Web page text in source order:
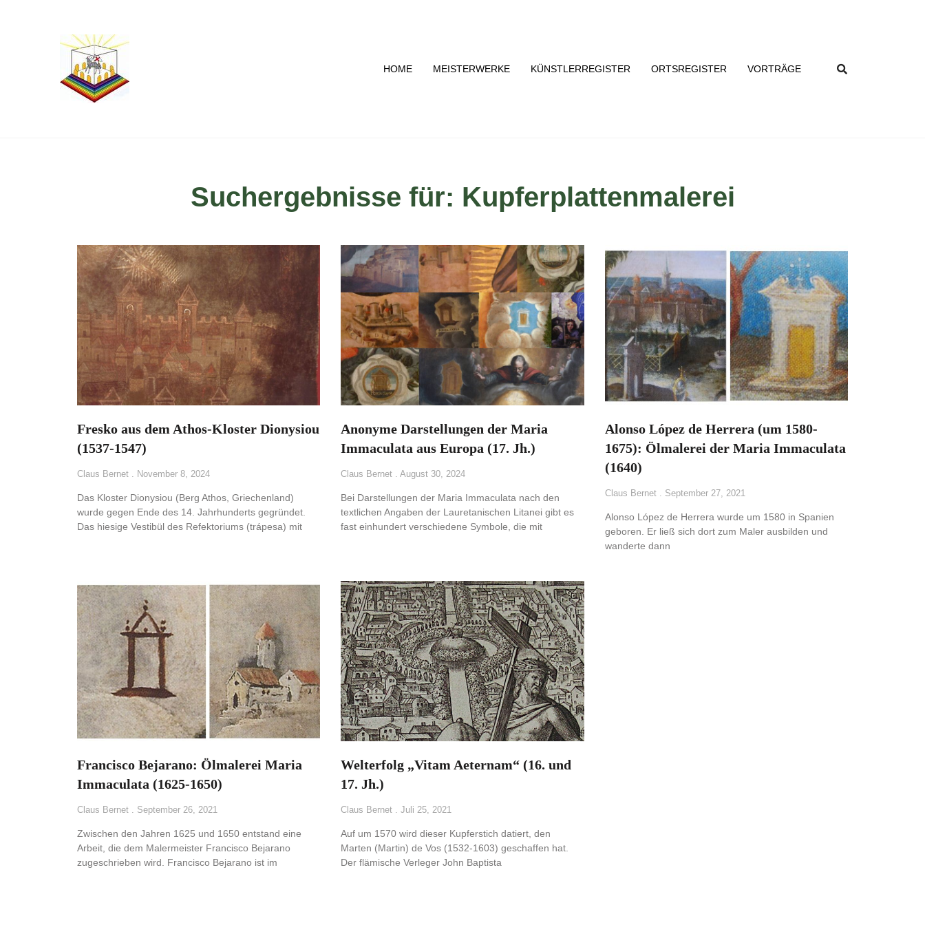
HOME MEISTERWERKE KÜNSTLERREGISTER ORTSREGISTER VORTRÄGE
Suchergebnisse für: Kupferplattenmalerei
Fresko aus dem Athos-Kloster Dionysiou
(1537-1547)
Claus Bernet November 8, 2024
Das Kloster Dionysiou (Berg Athos, Griechenland)
wurde gegen Ende des 14. Jahrhunderts gegründet.
Das hiesige Vestibül des Refektoriums (trápesa) mit
Anonyme Darstellungen der Maria
Immaculata aus Europa (17. Jh.)
Claus Bernet August 30, 2024
Bei Darstellungen der Maria Immaculata nach den
textlichen Angaben der Lauretanischen Litanei gibt es
fast einhundert verschiedene Symbole, die mit
Alonso López de Herrera (um 1580-
1675): Ölmalerei der Maria Immaculata
(1640)
Claus Bernet September 27, 2021
Alonso López de Herrera wurde um 1580 in Spanien
geboren. Er ließ sich dort zum Maler ausbilden und
wanderte dann
Francisco Bejarano: Ölmalerei Maria
Immaculata (1625-1650)
Claus Bernet September 26, 2021
Zwischen den Jahren 1625 und 1650 entstand eine
Arbeit, die dem Malermeister Francisco Bejarano
zugeschrieben wird. Francisco Bejarano ist im
Welterfolg „Vitam Aeternam“ (16. und
17. Jh.)
Claus Bernet Juli 25, 2021
Auf um 1570 wird dieser Kupferstich datiert, den
Marten (Martin) de Vos (1532-1603) geschaffen hat.
Der flämische Verleger John Baptista